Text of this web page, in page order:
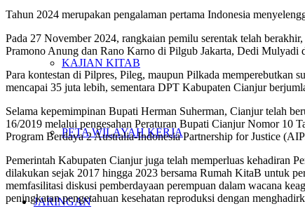
KAJIAN KITAB
PETA WILAYAH KERJA
JARINGAN
Tahun 2024 merupakan pengalaman pertama Indonesia
Pada 27 November 2024, rangkaian pemilu serentak telah
Pramono Anung dan Rano Karno di Pilgub Jakarta, Dedi
Para kontestan di Pilpres, Pileg, maupun Pilkada memperebutkan
mencapai 35 juta lebih, sementara DPT Kabupaten Cianjur
Selama kepemimpinan Bupati Herman Suherman, Cianjur telah
16/2019 melalui pengesahan Peraturan Bupati Cianjur Nomor 10
Program Berdaya 2 Australia-Indonesia Partnership for Justice
Pemerintah Kabupaten Cianjur juga telah memperluas kehadiran
dilakukan sejak 2017 hingga 2023 bersama Rumah KitaB untuk
memfasilitasi diskusi pemberdayaan perempuan dalam wacana
peningkatan pengetahuan kesehatan reproduksi dengan